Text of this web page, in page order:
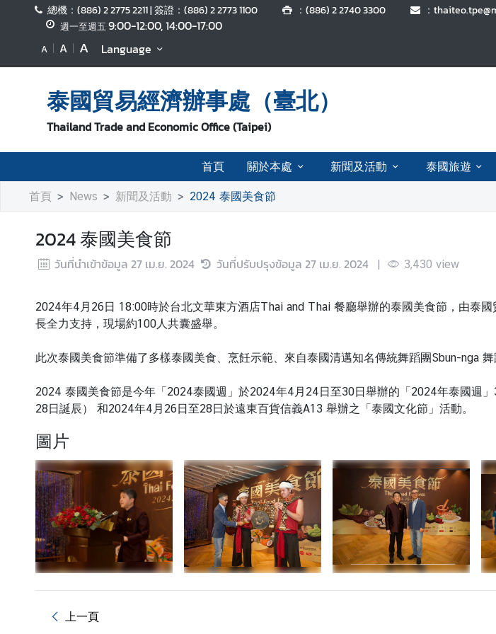
總機：(886) 2 2775 2211 | 簽證：(886) 2 2773 1100 ：(886) 2 2740 3300 ：
週一至週五 9:00-12:00, 14:00-17:00
A A A Language
泰國貿易經濟辦事處（臺北）
Thailand Trade and Economic Office (Taipei)
首頁 關於本處 新聞及活動 泰國旅遊
首
頁
新
聞
活
動
泰
國
遊
商
務
簽
證
泰
國
公
民
服
首頁 News 新聞及活動 2024 泰國美食節
2024 泰國美食節
วันที่นำเข้าข้อมูล 27 เม.ย. 2024 วันที่ปรับปรุงข้อมูล 27 เม.ย. 2024 | 3,430 view
2024年4月26日 18:00時於台北文華東方酒店Thai and Thai 餐廳舉辦的泰國美食節，由泰
長全力支持，現場約100人共囊盛舉。
此次泰國美食節準備了多樣泰國美食、烹飪示範、來自泰國清邁知名傳統舞蹈團Sbun-nga
2024 泰國美食節是今年「2024泰國週」於2024年4月24日至30日舉辦的「2024年泰國週
28日誕辰） 和2024年4月26日至28日於遠東百貨信義A13 舉辦之「泰國文化節」活動。
圖片
上一頁